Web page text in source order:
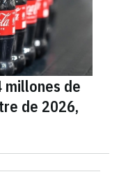
millones de
de 2026,